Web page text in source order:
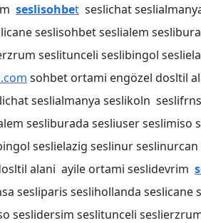
seslisohbet seslichat
seslisohbet seslialem
seslitunceli seslibingol
sohbet ortami engözel dosltil
seslialmanya seslikoln
sesliburada sesliuser seslimiso
seslielazig seslinur seslinurcan
alani ayile ortami seslidevrim
sesliparis seslihollanda seslicane
seslidersim seslitunceli